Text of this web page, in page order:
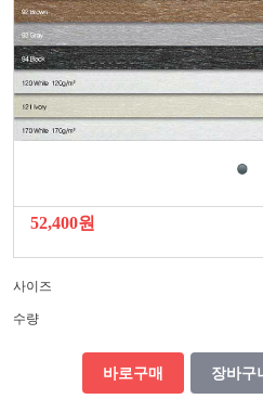
52,400원
사이즈
수량
바로구매 장바구